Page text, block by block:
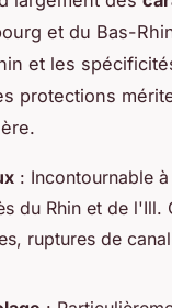
et du Bas-
et les
protections
: Incontournable
du Rhin et de l'Ill.
ruptures de